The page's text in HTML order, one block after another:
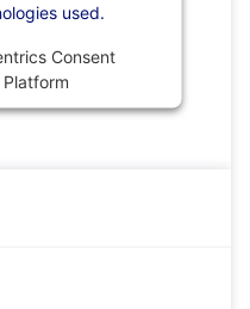
used.
Consent